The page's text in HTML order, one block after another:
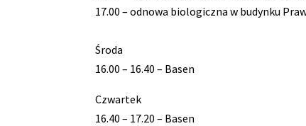
17.00 – odnowa biologiczna w budynku
Środa
16.00 – 16.40 – Basen
Czwartek
16.40 – 17.20 – Basen